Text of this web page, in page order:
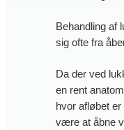
Behandling af
sig ofte fra
Da der ved
en rent
hvor afløbet
være at åbne